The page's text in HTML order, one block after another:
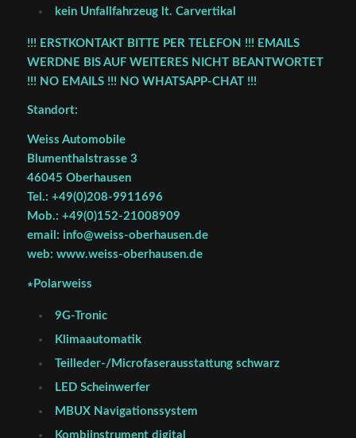
kein Unfallfahrzeug lt. Carvertikal
!!! ERSTKONTAKT BITTE PER TELEFON !!! EMAILS
WERDNE BIS AUF WEITERES NICHT BEANTWORTET
!!! NO EMAILS !!! NO WHATSAPP-CHAT !!!
Standort:
Weiss Automobile
Blumenthalstrasse 3
46045 Oberhausen
Tel.: +49(0)208-9911696
Mob.: +49(0)152-21008909
email: info@weiss-oberhausen.de
web: www.weiss-oberhausen.de
∗Polarweiss
9G-Tronic
Klimaautomatik
Teilleder-/Microfaserausstattung schwarz
LED Scheinwerfer
MBUX Navigationssystem
Kombiinstrument digital